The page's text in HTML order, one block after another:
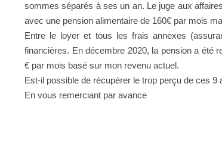
sommes séparés à ses un an. Le juge aux
avec une pension alimentaire de 160€ par mois
Entre le loyer et tous les frais annexes
financières. En décembre 2020, la pension a été
€ par mois basé sur mon revenu actuel.
Est-il possible de récupérer le trop perçu de ces 9
En vous remerciant par avance